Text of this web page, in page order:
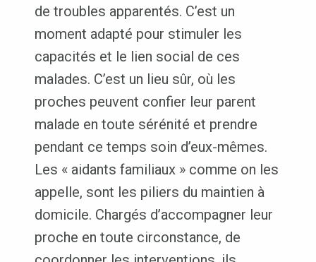
de troubles apparentés. C’est un
moment adapté pour stimuler les
capacités et le lien social de ces
malades. C’est un lieu sûr, où les
proches peuvent confier leur parent
malade en toute sérénité et prendre
pendant ce temps soin d’eux-mêmes.
Les « aidants familiaux » comme on les
appelle, sont les piliers du maintien à
domicile. Chargés d’accompagner leur
proche en toute circonstance, de